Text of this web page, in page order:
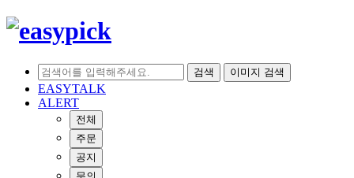
검색 이미지 검색
EASYTALK
ALERT
전체
주문
공지